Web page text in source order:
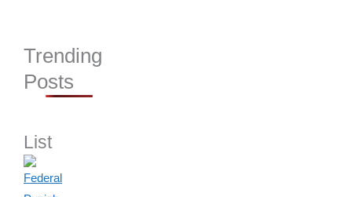
Trending
Posts
List